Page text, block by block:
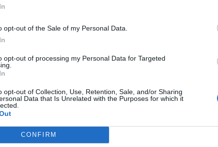
opt-out of the Sale of my Personal Data.
opt-out of processing my Personal Data for Targeted
opt-out of Collection, Use, Retention, Sale, and/or Sharing
Data that Is Unrelated with the Purposes for which it
CONFIRM
της Τζωρτζίνας»
μας, θα έχουν ολοκληρωθεί στο 100% οι
Τζωρτζίνας. Έχουν βρεθεί ουσίες αλλά
έπαιρνε φάρμακα. Αυτή τη στιγμή γίνεται